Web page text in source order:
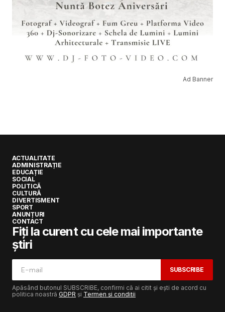
Ad Banner
ACTUALITATE
ADMINISTRAȚIE
EDUCAȚIE
SOCIAL
POLITICĂ
CULTURĂ
DIVERTISMENT
SPORT
ANUNȚURI
CONTACT
Fiți la curent cu cele mai importante
știri
SUBSCRIBE
Apăsând butonul SUBSCRIBE, confirmi că ai citit și ești de acord cu
politica noastră GDPR și Termen și condiții